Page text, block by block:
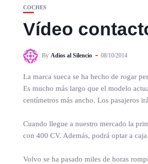
COCHES
Vídeo
By Adios al Silencio 08/10/2014
La marca sueca se ha hecho de rogar
Es mucho más largo que el modelo
centímetros más ancho. Los pasajeros
Cuando llegue a nuestro mercado la
con 400 CV. Además, podrá optar a
Volvo se ha pasado miles de horas